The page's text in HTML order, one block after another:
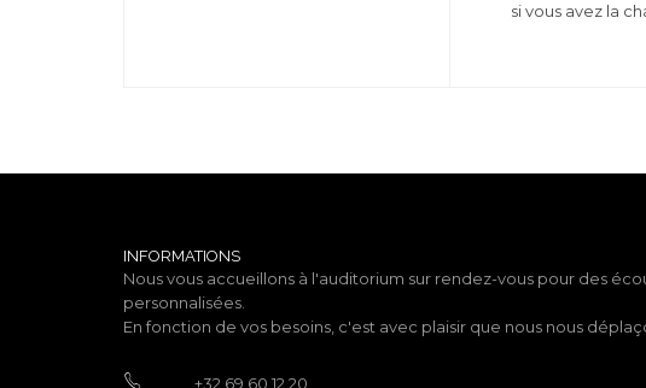
si vous avez la
INFORMATIONS
Nous vous accueillons à l'auditorium sur rendez-vous pour des
personnalisées.
En fonction de vos besoins, c'est avec plaisir que nous nous
+32 69 60 12 20